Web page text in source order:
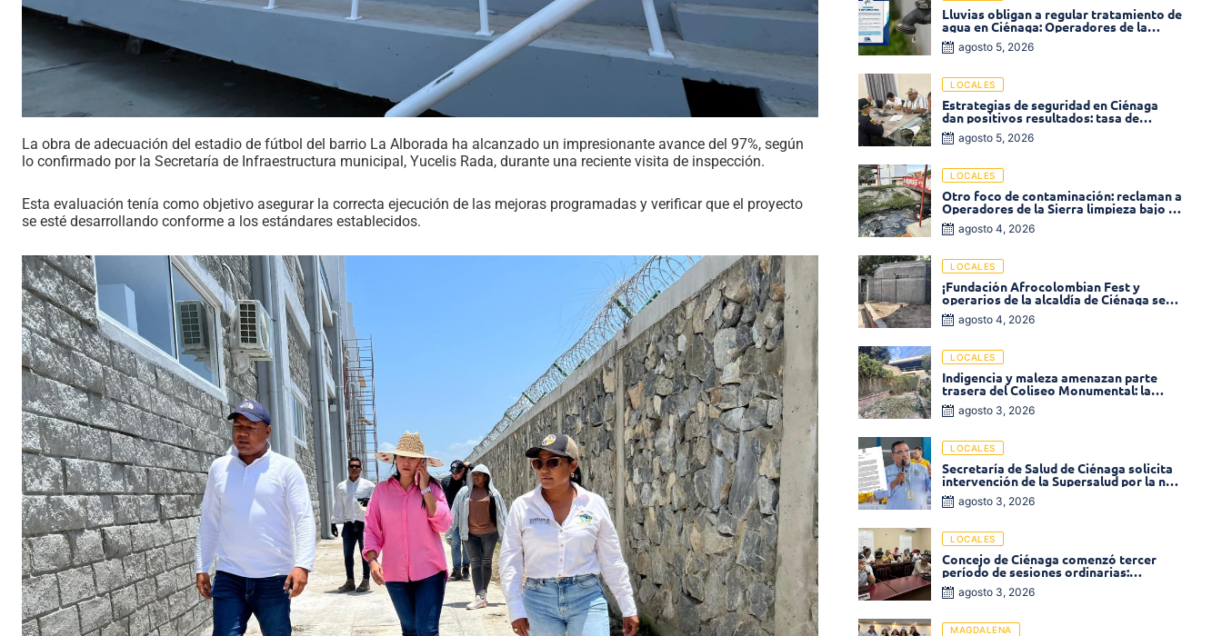
La obra de adecuación del estadio de fútbol del barrio La Alborada ha alcanzado un impresionante avance del 97%, según
lo confirmado por la Secretaría de Infraestructura municipal, Yucelis Rada, durante una reciente visita de inspección.
Esta evaluación tenía como objetivo asegurar la correcta ejecución de las mejoras programadas y verificar que el proyecto
se esté desarrollando conforme a los estándares establecidos.
Lluvias obligan a regular tratamiento de
agua en Ciénaga: Operadores de la
Sierra anuncia baja presión en varios
sectores
agosto 5, 2026
LOCALES
Estrategias de seguridad en Ciénaga
dan positivos resultados: tasa de
homicidios disminuyó un 58% en 2026
agosto 5, 2026
LOCALES
Otro foco de contaminación: reclaman a
Operadores de la Sierra limpieza bajo el
puente de la calle 19 con carrera 11
agosto 4, 2026
LOCALES
¡Fundación Afrocolombian Fest y
operarios de la alcaldía de Ciénaga se
ponen la 10! Realizan limpieza de la
parte posterior del Coliseo
agosto 4, 2026
LOCALES
Indigencia y maleza amenazan parte
trasera del Coliseo Monumental: la
comunidad exige acción inmediata!
agosto 3, 2026
LOCALES
Secretaría de Salud de Ciénaga solicita
intervención de la Supersalud por la no
entrega de medicamentos en las EPS
agosto 3, 2026
LOCALES
Concejo de Ciénaga comenzó tercer
período de sesiones ordinarias:
Operadores de la Sierra tema central de
la plenaria
agosto 3, 2026
MAGDALENA